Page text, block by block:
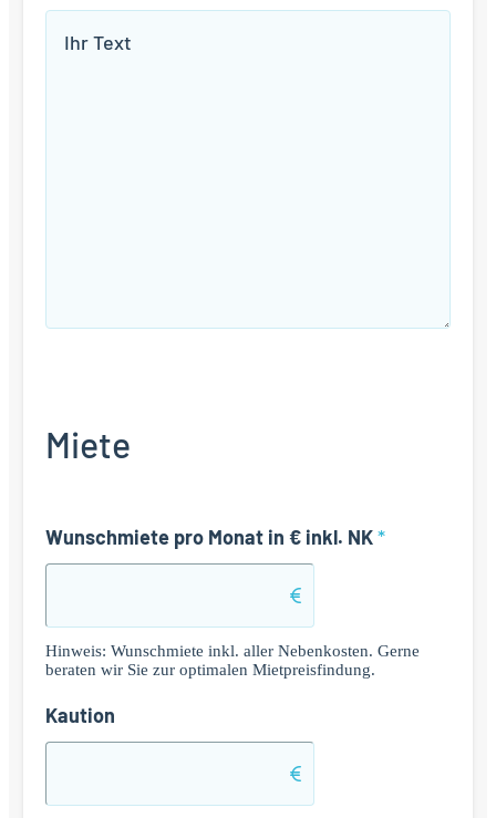
Miete
Wunschmiete pro Monat in € inkl. NK*
Hinweis: Wunschmiete inkl. aller Nebenkosten. Gerne
beraten wir Sie zur optimalen Mietpreisfindung.
Kaution